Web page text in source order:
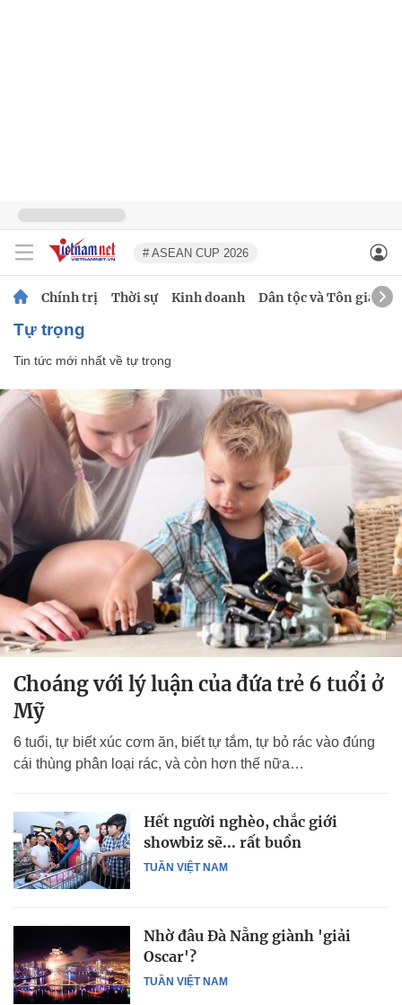
# ASEAN CUP 2026
Chính trị Thời sự Kinh doanh Dân tộc và Tôn giáo
tự trọng
Tin tức mới nhất về tự trọng
Choáng với lý luận của đứa trẻ 6 tuổi ở
Mỹ
6 tuổi, tự biết xúc cơm ăn, biết tự tắm, tự bỏ rác vào đúng
cái thùng phân loại rác, và còn hơn thế nữa…
TUẦN VIỆT NAM
Hết người nghèo, chắc giới
showbiz sẽ... rất buồn
TUẦN VIỆT NAM
Nhờ đâu Đà Nẵng giành 'giải
Oscar'?